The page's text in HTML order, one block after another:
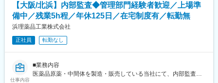
■採用部署の特徴：
・医療機関向けの化粧品や医薬部外品の企画開発から生産物流、
のサポートを担っていただきます。資生堂が開発した医療機関
向け専用コスメ「NAVISION DR(ナビジョンディーアール)」、熊
ラ」を擁しており、売り上げは年々拡大しています。
【大阪/北浜】内部監査◆管理部門経験者歓迎／上場準
備中／残業5h程／年休125日／在宅制度有／転勤無
浜理薬品工業株式会社
正社員 転勤なし
仕事内容
■業務内容
医薬品原薬・中間体を製造・販売している当社にて、内部監査ま